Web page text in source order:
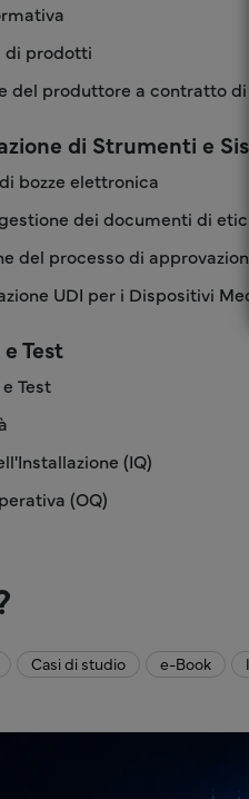
di prodotti
del produttore a contratto
di Strumenti e
bozze elettronica
dei documenti di
del processo di
UDI per i Dispositivi
Test
Test
(IQ)
(OQ)
Casi di studio e-Book